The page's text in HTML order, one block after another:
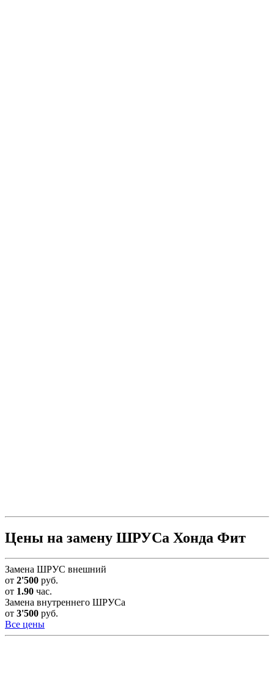
Цены на замену ШРУСа Хонда Фит
Замена ШРУС внешний
от 2'500 руб.
от 1.90 час.
Замена внутреннего ШРУСа
от 3'500 руб.
Все цены